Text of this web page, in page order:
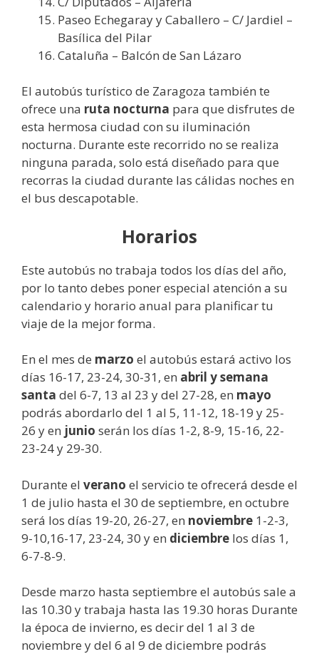
Paseo Echegaray y Caballero – C/ Jardiel –
Basílica del Pilar
Cataluña – Balcón de San Lázaro
El autobús turístico de Zaragoza también te
ofrece una ruta nocturna para que disfrutes de
esta hermosa ciudad con su iluminación
nocturna. Durante este recorrido no se realiza
ninguna parada, solo está diseñado para que
recorras la ciudad durante las cálidas noches en
el bus descapotable.
Horarios
Este autobús no trabaja todos los días del año,
por lo tanto debes poner especial atención a su
calendario y horario anual para planificar tu
viaje de la mejor forma.
En el mes de marzo el autobús estará activo los
días 16-17, 23-24, 30-31, en abril y semana
santa del 6-7, 13 al 23 y del 27-28, en mayo
podrás abordarlo del 1 al 5, 11-12, 18-19 y 25-
26 y en junio serán los días 1-2, 8-9, 15-16, 22-
23-24 y 29-30.
Durante el verano el servicio te ofrecerá desde el
1 de julio hasta el 30 de septiembre, en octubre
será los días 19-20, 26-27, en noviembre 1-2-3,
9-10,16-17, 23-24, 30 y en diciembre los días 1,
6-7-8-9.
Desde marzo hasta septiembre el autobús sale a
las 10.30 y trabaja hasta las 19.30 horas Durante
la época de invierno, es decir del 1 al 3 de
noviembre y del 6 al 9 de diciembre podrás